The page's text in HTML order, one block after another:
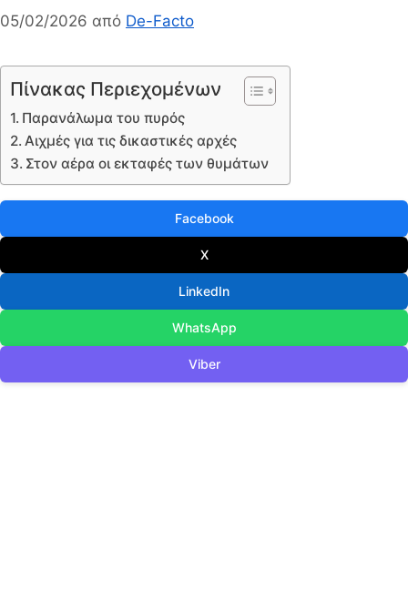
05/02/2026 από De-Facto
Πίνακας Περιεχομένων
Παρανάλωμα του πυρός
Αιχμές για τις δικαστικές αρχές
Στον αέρα οι εκταφές των θυμάτων
Facebook
X
LinkedIn
WhatsApp
Viber